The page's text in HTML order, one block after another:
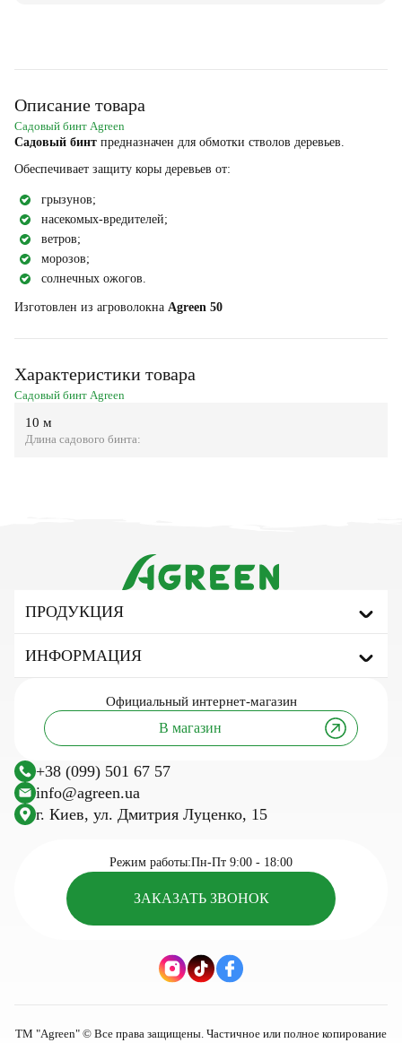
Описание товара
Садовый бинт Agreen
Садовый бинт предназначен для обмотки стволов деревьев.
Обеспечивает защиту коры деревьев от:
грызунов;
насекомых-вредителей;
ветров;
морозов;
солнечных ожогов.
Изготовлен из агроволокна Agreen 50
Характеристики товара
Садовый бинт Agreen
10 м
Длина садового бинта:
Официальный интернет-магазин
В магазин
ПРОДУКЦИЯ
Агроволокно Agreen
Агроволокно мульчирующее
Сетка затеняющая
Тенты тарпаулиновые
Агроткань
Сетка шпалерная
Шпалерная проволока
Кассеты для рассады
ИНФОРМАЦИЯ
Полезные статьи и советы
Инновации и технологии
Исследования
Посевной календарь
+38 (099) 501 67 57
info@agreen.ua
г. Киев, ул. Дмитрия Луценко, 15
Режим работы:Пн-Пт 9:00 - 18:00
ЗАКАЗАТЬ ЗВОНОК
ТМ "Agreen" © Все права защищены. Частичное или полное копирование